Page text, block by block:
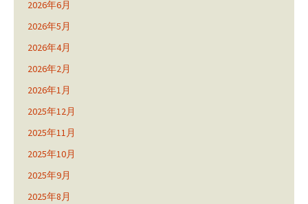
2026年6月
2026年5月
2026年4月
2026年2月
2026年1月
2025年12月
2025年11月
2025年10月
2025年9月
2025年8月